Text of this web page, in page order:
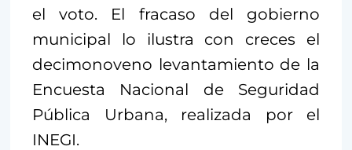
el voto. El fracaso del gobierno
municipal lo ilustra con creces el
decimonoveno levantamiento de la
Encuesta Nacional de Seguridad
Pública Urbana, realizada por el
INEGI.